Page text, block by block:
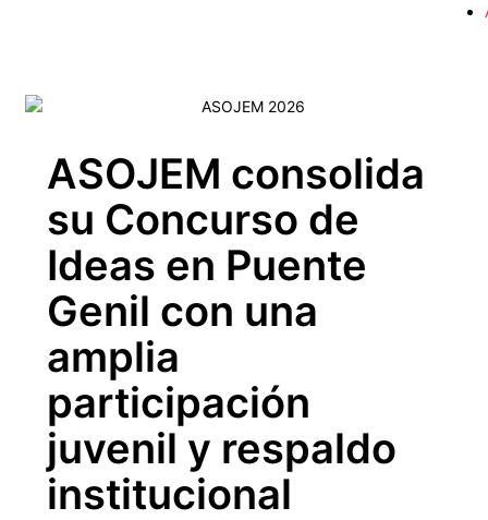
ASOJEM consolida
su Concurso de
Ideas en Puente
Genil con una
amplia
participación
juvenil y respaldo
institucional